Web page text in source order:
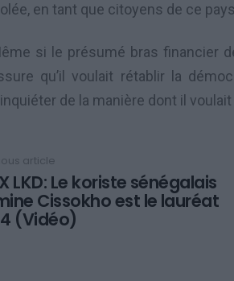
en tant que citoyens de ce
si le présumé bras financier
qu’il voulait rétablir la
de la manière dont il
article
LKD: Le koriste sénégalais
Cissokho est le lauréat
(Vidéo)